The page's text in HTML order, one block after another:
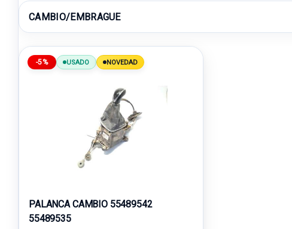
CAMBIO/EMBRAGUE
-5% USADO NOVEDAD
PALANCA CAMBIO 55489542
55489535